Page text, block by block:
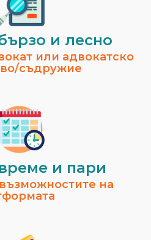
и лесно
или адвокатско
съдружие
и пари
на